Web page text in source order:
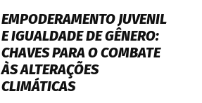
EMPODERAMENTO JUVENIL
E IGUALDADE DE GÊNERO:
CHAVES PARA O COMBATE
ÀS ALTERAÇÕES
CLIMÁTICAS